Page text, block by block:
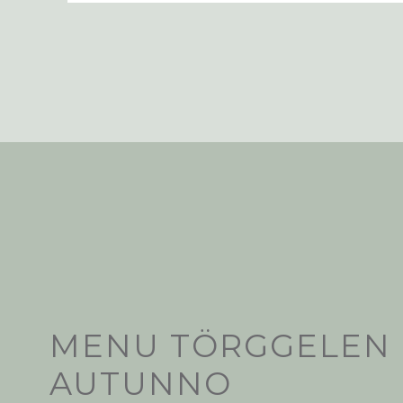
MENU TÖRGGELEN
AUTUNNO